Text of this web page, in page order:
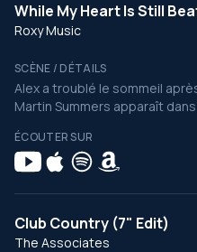
While My Heart Is Still
Roxy Music
SCÈNE / DÉTAILS
Alex a troublé le sommeil
Martin Summers apparaît
ÉCOUTER SUR
Club Country (7" Edit)
The Associates